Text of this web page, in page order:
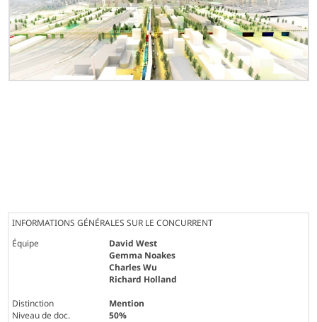
INFORMATIONS GÉNÉRALES SUR LE CONCURRENT
Équipe
David West
Gemma Noakes
Charles Wu
Richard Holland
Distinction
Mention
Niveau de doc.
50%